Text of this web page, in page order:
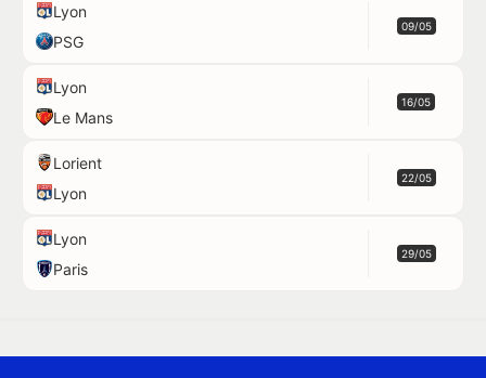
Lyon
PSG
09/05
Lyon
Le Mans
16/05
Lorient
Lyon
22/05
Lyon
Paris
29/05